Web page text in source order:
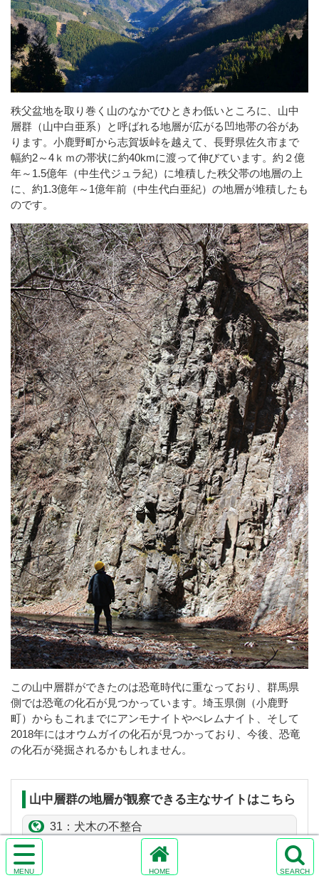
秩父盆地を取り巻く山のなかでひときわ低いところに、山中
層群（山中白亜系）と呼ばれる地層が広がる凹地帯の谷があ
ります。小鹿野町から志賀坂峠を越えて、長野県佐久市まで
幅約2～4ｋｍの帯状に約40kmに渡って伸びています。約２億
年～1.5億年（中生代ジュラ紀）に堆積した秩父帯の地層の上
に、約1.3億年～1億年前（中生代白亜紀）の地層が堆積したも
のです。
この山中層群ができたのは恐竜時代に重なっており、群馬県
側では恐竜の化石が見つかっています。埼玉県側（小鹿野
町）からもこれまでにアンモナイトやべレムナイト、そして
2018年にはオウムガイの化石が見つかっており、今後、恐竜
の化石が発掘されるかもしれません。
山中層群の地層が観察できる主なサイトはこちら
31：犬木の不整合
サ
イ
ホ 検